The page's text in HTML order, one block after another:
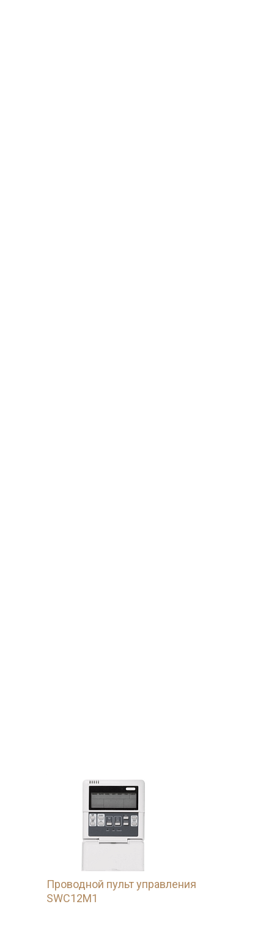
Проводной пульт управления
SWC12M1